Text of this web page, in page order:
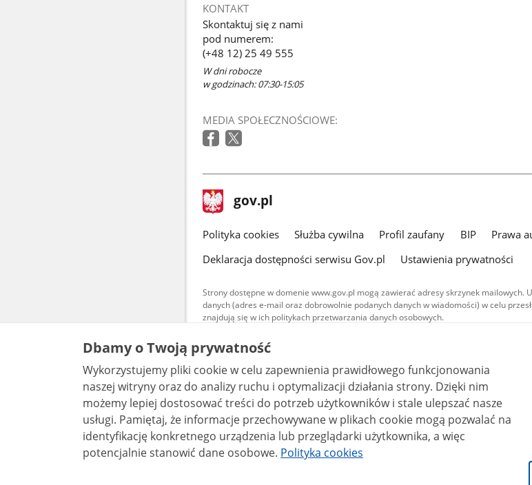
KONTAKT
Skontaktuj się z nami
pod numerem:
(+48 12) 25 49 555
W dni robocze
w godzinach: 07:30-15:05
MEDIA SPOŁECZNOŚCIOWE:
stopka
gov.pl Strona
gov.pl
gov.pl
Polityka cookies Służba cywilna Profil zaufany BIP Prawa
Deklaracja dostępności serwisu Gov.pl
Ustawienia prywatności
Strony dostępne w domenie www.gov.pl mogą zawierać adresy skrzynek
danych (adres e-mail oraz dobrowolnie podanych danych w wiadomości) w celu
znajdują się w ich politykach przetwarzania danych osobowych.
Treści tekstowe publikowane w serwisie (z wyłączeniem treści
udostępniane na licencji typu Creative Commons: uznanie autorstwa -
warunkach 4.0 (CC BY-SA 4.0). Materiały audiowizualne, w tym zdjęcia,
są udostępniane na licencji typu Creative Commons: uznanie autorstwa
bez utworów zależnych 4.0 (CC BY-NC-ND 4.0), o ile nie jest to
Dbamy o Twoją prywatność
Wykorzystujemy pliki cookie w celu zapewnienia prawidłowego funkcjonowania
naszej witryny oraz do analizy ruchu i optymalizacji działania strony. Dzięki nim
możemy lepiej dostosować treści do potrzeb użytkowników i stale ulepszać nasze
usługi. Pamiętaj, że informacje przechowywane w plikach cookie mogą pozwalać na
identyfikację konkretnego urządzenia lub przeglądarki użytkownika, a więc
potencjalnie stanowić dane osobowe. Polityka cookies